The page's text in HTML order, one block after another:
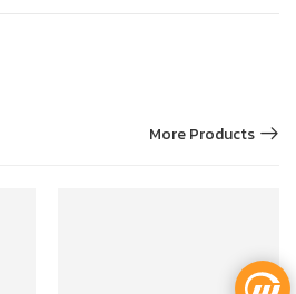
More Products